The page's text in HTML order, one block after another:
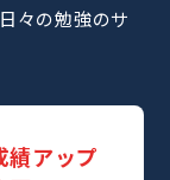
々の勉強のサ
績アップ